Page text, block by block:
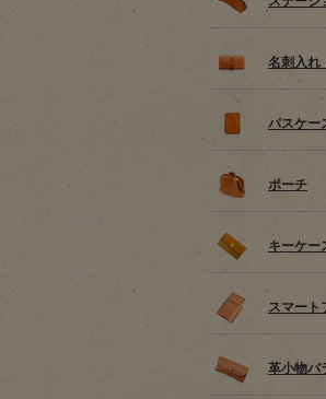
名刺入れ
パスケー
ポーチ
キーケー
スマート
革小物バ